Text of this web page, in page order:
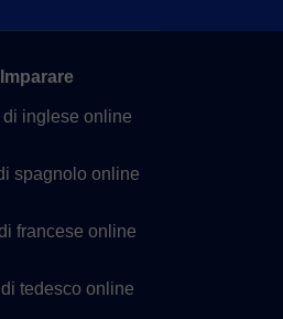
Imparare
di inglese online
spagnolo online
francese online
di tedesco online